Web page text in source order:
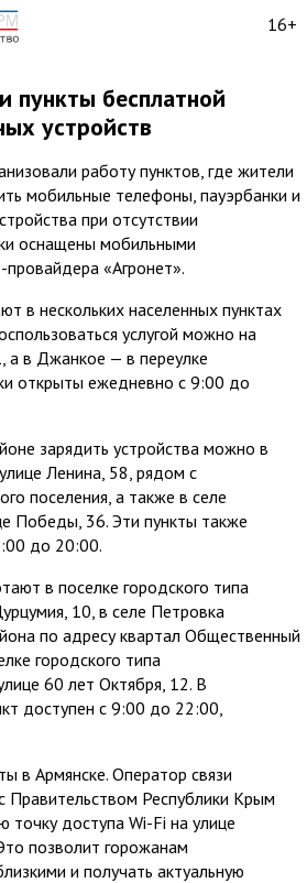
16+
пункты бесплатной
устройств
работу пунктов, где жители
мобильные телефоны, пауэрбанки и
при отсутствии
оснащены мобильными
«Агронет».
в нескольких населенных пунктах
услугой можно на
а в Джанкое — в переулке
открыты ежедневно с 9:00 до
зарядить устройства можно в
Ленина, 58, рядом с
поселения, а также в селе
Победы, 36. Эти пункты также
до 20:00.
в поселке городского типа
10, в селе Петровка
по адресу квартал Общественный
городского типа
60 лет Октября, 12. В
доступен с 9:00 до 22:00,
в Армянске. Оператор связи
Правительством Республики Крым
точку доступа Wi-Fi на улице
позволит горожанам
и получать актуальную